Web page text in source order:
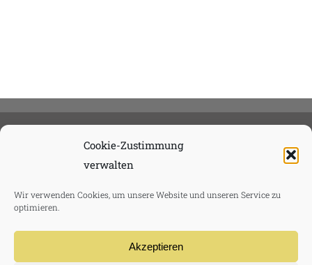
Cookie-Zustimmung
verwalten
Wir verwenden Cookies, um unsere Website und unseren Service zu
optimieren.
Akzeptieren